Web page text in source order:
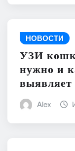
НОВОСТИ
УЗИ
нужно и
выявляет
Alex